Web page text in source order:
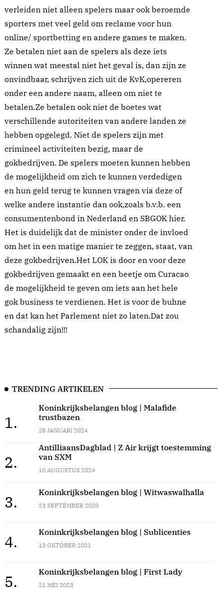
verleiden niet alleen spelers maar ook beroemde
sporters met veel geld om reclame voor hun
online/ sportbetting en andere games te maken.
Ze betalen niet aan de spelers als deze iets
winnen wat meestal niet het geval is, dan zijn ze
onvindbaar, schrijven zich uit de KvK,opereren
onder een andere naam, alleen om niet te
betalen.Ze betalen ook niet de boetes wat
verschillende autoriteiten van andere landen ze
hebben opgelegd. Niet de spelers zijn met
crimineel activiteiten bezig, maar de
gokbedrijven. De spelers moeten kunnen hebben
de mogelijkheid om zich te kunnen verdedigen
en hun geld terug te kunnen vragen via deze of
welke andere instantie dan ook,zoals b.v.b. een
consumentenbond in Nederland en SBGOK hier.
Het is duidelijk dat de minister onder de invloed
om het in een matige manier te zeggen, staat, van
deze gokbedrijven.Het LOK is door en voor deze
gokbedrijven gemaakt en een beetje om Curacao
de mogelijkheid te geven om iets aan het hele
gok business te verdienen. Het is voor de buhne
en dat kan het Parlement niet zo laten.Dat zou
schandalig zijn!!!
TRENDING ARTIKELEN
1.
Koninkrijksbelangen blog | Malafide
trustbazen
28 JANUARI 2024
2.
AntilliaansDagblad | Z Air krijgt toestemming
van SXM
10 AUGUSTUS 2024
3.
Koninkrijksbelangen blog | Witwaswalhalla
23 SEPTEMBER 2020
4.
Koninkrijksbelangen blog | Sublicenties
13 OKTOBER 2021
5.
Koninkrijksbelangen blog | First Lady
21 MEI 2023